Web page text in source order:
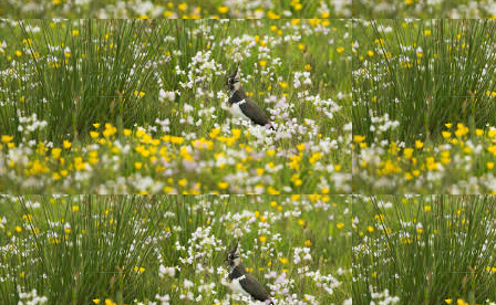
20191130 mama en ik